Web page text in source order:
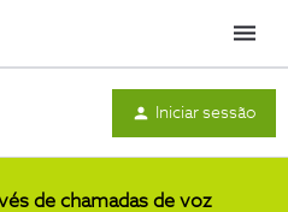
Menu
Iniciar sessão
de chamadas de voz